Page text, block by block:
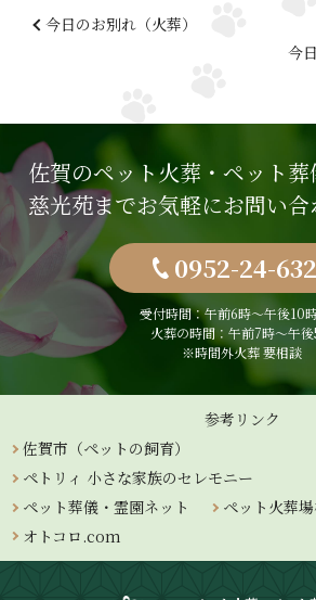
今日のお別れ（火葬）
今
佐賀のペット火葬・ペット
慈光苑までお気軽にお問い
0952-24-
受付時間：午前6時〜午後10
火葬の時間：午前7時～午
※時間外火葬 要相談
参考リンク
佐賀市（ペットの飼育）
ペトリィ 小さな家族のセレモニー
ペット葬儀・霊園ネット
ペット火葬
オトコロ.com